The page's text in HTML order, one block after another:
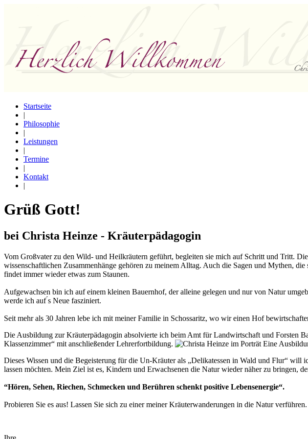
Startseite
|
Philosophie
|
Leistungen
|
Termine
|
Kontakt
|
Grüß Gott!
bei Christa Heinze - Kräuterpädagogin
Vom Großvater zu den Wild- und Heilkräutern geführt, begleiten sie mich auf Schritt und Tritt.
wissenschaftlichen Zusammenhänge gehören zu meinem Alltag. Auch die Sagen und Mythen,
findet immer wieder etwas zum Staunen.
Aufgewachsen bin ich auf einem kleinen Bauernhof, der alleine gelegen und nur von Natur
werde ich auf ́s Neue fasziniert.
Seit mehr als 30 Jahren lebe ich mit meiner Familie in Schossaritz, wo wir einen Hof
Die Ausbildung zur Kräuterpädagogin absolvierte ich beim Amt für Landwirtschaft und Forsten
Klassenzimmer“ mit anschließender Lehrerfortbildung.
Eine
Dieses Wissen und die Begeisterung für die Un-Kräuter als „Delikatessen in Wald und Flur“
lassen möchten. Mein Ziel ist es, Kindern und Erwachsenen die Natur wieder näher zu bringen,
“Hören, Sehen, Riechen, Schmecken und Berühren schenkt positive Lebensenergie“.
Probieren Sie es aus! Lassen Sie sich zu einer meiner Kräuterwanderungen in die Natur